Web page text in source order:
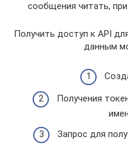
сообщения читать,
Получить доступ к API
данным
Получения
Запрос для